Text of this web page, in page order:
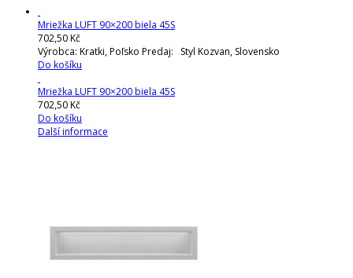
Mriežka LUFT 90×200 biela 45S
702,50 Kč
Výrobca: Kratki, Poľsko Predaj: Styl Kozvan, Slovensko
Do košíku
Mriežka LUFT 90×200 biela 45S
702,50 Kč
Do košíku
Další informace